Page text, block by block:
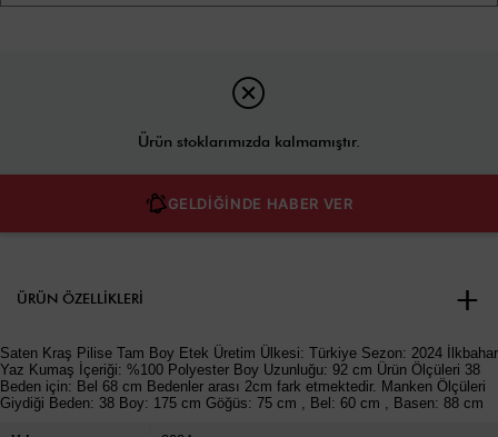
Ürün stoklarımızda kalmamıştır.
GELDİĞİNDE HABER VER
ÜRÜN ÖZELLIKLERI
Saten Kraş Pilise Tam Boy Etek Üretim Ülkesi: Türkiye Sezon: 2024 İlkbahar
Yaz Kumaş İçeriği: %100 Polyester Boy Uzunluğu: 92 cm Ürün Ölçüleri 38
Beden için: Bel 68 cm Bedenler arası 2cm fark etmektedir. Manken Ölçüleri
Giydiği Beden: 38 Boy: 175 cm Göğüs: 75 cm , Bel: 60 cm , Basen: 88 cm